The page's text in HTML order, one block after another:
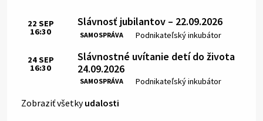
Slávnosť jubilantov – 22.09.2026
SAMOSPRÁVA Miesto:
Podnikateľský inkubátor
Čas:
22 SEP
16:30
Slávnostné uvítanie detí do života
24.09.2026
SAMOSPRÁVA Miesto:
Podnikateľský inkubátor
Čas:
24SEP
16:30
Zobraziť všetkyudalosti